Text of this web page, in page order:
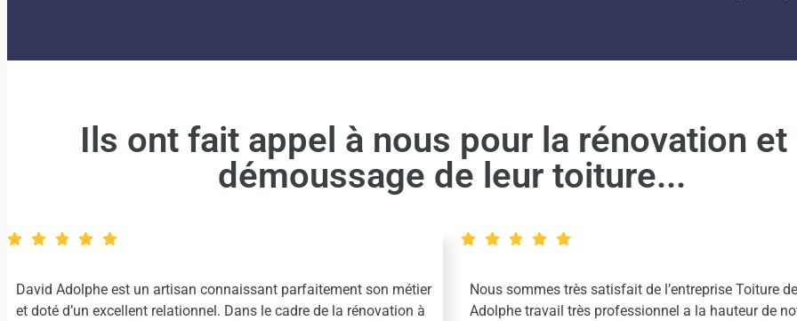
Ils ont fait appel à nous pour la rénovation et
démoussage de leur toiture...
David Adolphe est un artisan connaissant parfaitement son métier
et doté d’un excellent relationnel. Dans le cadre de la rénovation à
Nous sommes très satisfait de l’entreprise Toiture de
Adolphe travail très professionnel a la hauteur de